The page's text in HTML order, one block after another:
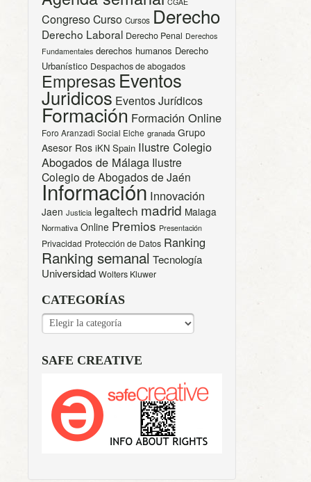
CongresoCurso Cursos Derecho
Derecho Laboral Derecho Penal Derechos
Fundamentales derechos humanos Derecho
Urbanístico Despachos de abogados
Empresas Eventos
Juridicos Eventos Jurídicos
Formación Formación Online
Foro Aranzadi Social Elche granada Grupo
Asesor Ros iKN Spain Ilustre Colegio
Abogados de Málaga Ilustre
Colegio de Abogados de Jaén
Información Innovación
Jaen Justicia legaltech madrid Malaga
Normativa Online Premios Presentación
Privacidad Protección de Datos Ranking
Ranking semanal Tecnología
Universidad Wolters Kluwer
CATEGORÍAS
CATEGORÍAS
SAFE CREATIVE